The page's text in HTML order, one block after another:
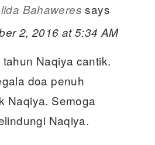
Bahaweres says
2, 2016 at 5:34 AM
Naqiya cantik.
doa penuh
Naqiya. Semoga
Naqiya.